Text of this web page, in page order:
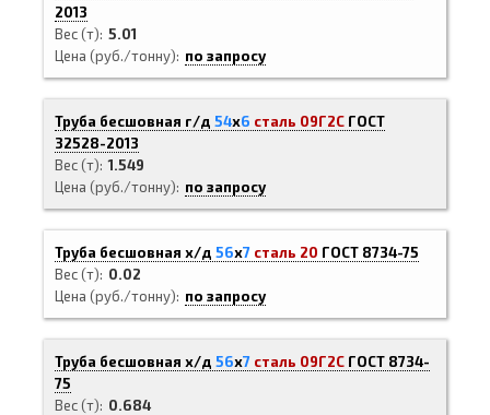
2013
Вес (т) 5.01
Цена (руб./тонну)
по запросу
Труба бесшовная г/д 54х6 сталь 09Г2С ГОСТ
32528-2013
Вес (т) 1.549
Цена (руб./тонну)
по запросу
Труба бесшовная х/д 56х7 сталь 20 ГОСТ 8734-75
Вес (т)
0.02
Цена (руб./тонну)
по запросу
Труба бесшовная х/д 56х7 сталь 09Г2С ГОСТ 8734-
75
Вес (т)
0.684